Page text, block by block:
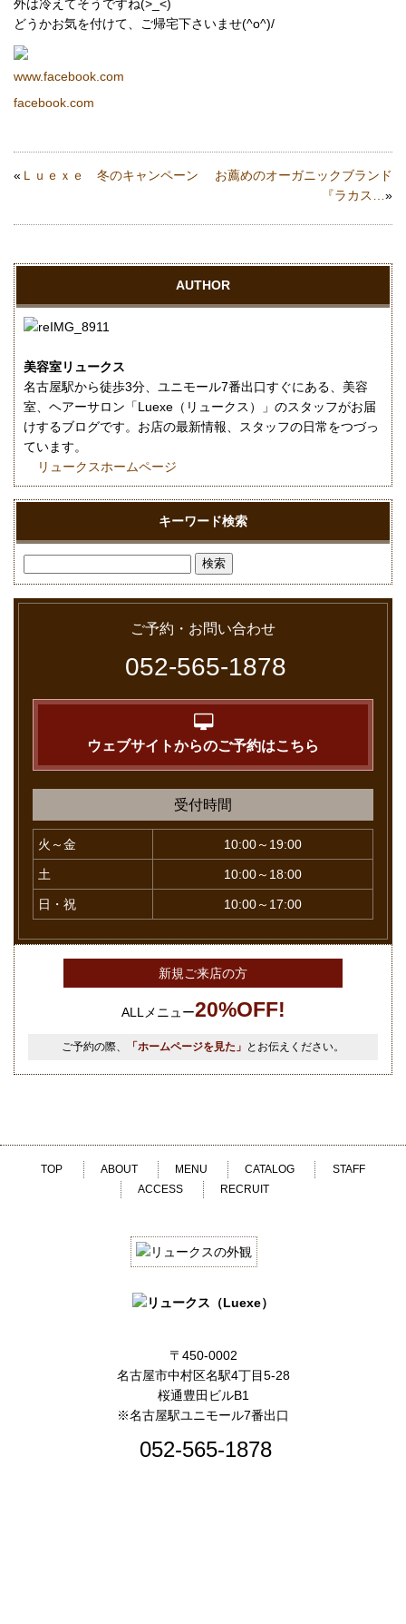
外は冷えてそうですね(>_<)
どうかお気を付けて、ご帰宅下さいませ(^o^)/
www.facebook.com
facebook.com
« Ｌｕｅｘｅ 冬のキャンペーン
お薦めのオーガニックブランド
『ラカス… »
AUTHOR
美容室リュークス
名古屋駅から徒歩3分、ユニモール7番出口すぐにある、美容
室、ヘアーサロン「Luexe（リュークス）」のスタッフがお届
けするブログです。お店の最新情報、スタッフの日常をつづっ
ています。
リュークスホームページ
キーワード検索
ご予約・お問い合わせ
052-565-1878
ウェブサイトからのご予約はこちら
受付時間
火～金 10:00～19:00
土 10:00～18:00
日・祝 10:00～17:00
新規ご来店の方
ALLメニュー20%OFF!
ご予約の際、 「ホームページを見た」 とお伝えください。
TOP ABOUT MENU CATALOG
STAFF
ACCESS
RECRUIT
〒450-0002
名古屋市中村区名駅4丁目5-28
桜通豊田ビルB1
※名古屋駅ユニモール7番出口
052-565-1878